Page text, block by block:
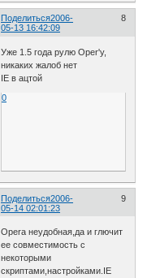
Поделиться 8
2006-
05-13 16:42:09
Уже 1.5 года рулю Oper'у,
никаких жалоб нет
IE в ацтой
0
Поделиться 9
2006-
05-14 02:01:23
Opera неудобная,да и глючит
ее совместимость с
некоторыми
скриптами,настройками.IE